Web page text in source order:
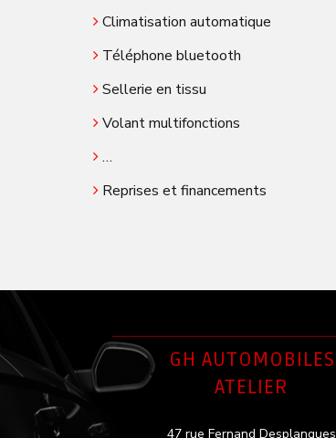
Climatisation automatique
Téléphone bluetooth
Sellerie en tissu
Volant multifonctions
…
Reprises et financements
GH AUTOMOBILES
ATELIER
47 rue Fernand Desplanques